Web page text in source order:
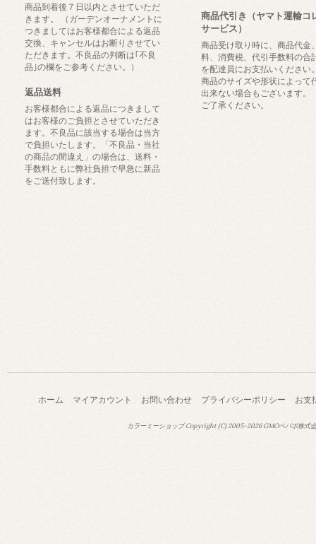
商品到着後７日以内とさせていただ
きます。 （ガーデンオーナメントに
つきましてはお客様都合による返品
交換、キャンセルはお断りさせてい
ただきます。不良品の判断は｢不良
品｣の欄をご参考ください。）
返品送料
お客様都合による返品につきまして
はお客様のご負担とさせていただき
ます。不良品に該当する場合は当方
で負担いたします。「不良品・当社
の商品の間違え」の場合は、送料・
手数料ともに弊社負担で早急に新品
をご送付致します。
商品代引き（ヤマト運輸コ
サービス）
商品受け取り時に、商品代金
料、消費税、代引手数料の合
を配達員にお支払いください
商品のサイズや形状によって
出来ない場合もございます。
ご了承ください。
ホーム マイアカウント お問い合わせ プライバシーポリシー お支
カラーミーショップCopyright (C) 2005-2026GMOペパボ株式